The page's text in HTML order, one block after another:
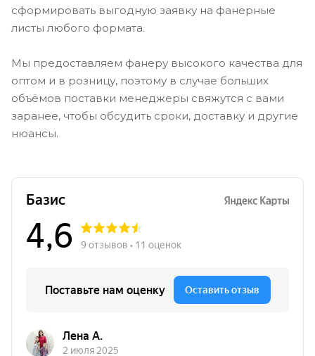
сформировать выгодную заявку на фанерные
листы любого формата.
Мы предоставляем фанеру высокого качества для
оптом и в розницу, поэтому в случае больших
объёмов поставки менеджеры свяжутся с вами
заранее, чтобы обсудить сроки, доставку и другие
нюансы.